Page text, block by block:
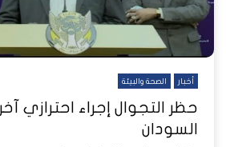
أخبار الصحة والبيئة
حظر التجوال إجراء احترازي
السودان